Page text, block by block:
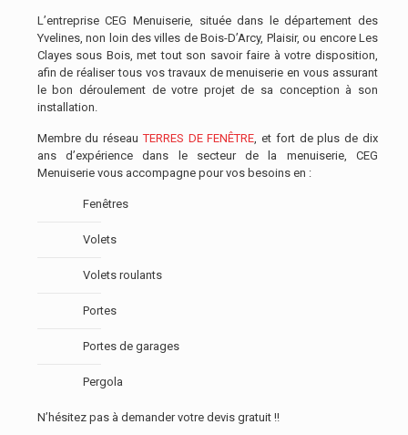
L’entreprise CEG Menuiserie, située dans le département des
Yvelines, non loin des villes de Bois-D’Arcy, Plaisir, ou encore Les
Clayes sous Bois, met tout son savoir faire à votre disposition,
afin de réaliser tous vos travaux de menuiserie en vous assurant
le bon déroulement de votre projet de sa conception à son
installation.
Membre du réseauTERRES DE FENÊTRE, et fort de plus de dix
ans d’expérience dans le secteur de la menuiserie, CEG
Menuiserie vous accompagne pour vos besoins en :
Fenêtres
Volets
Volets roulants
Portes
Portes de garages
Pergola
N’hésitez pas à demander votre devis gratuit !!